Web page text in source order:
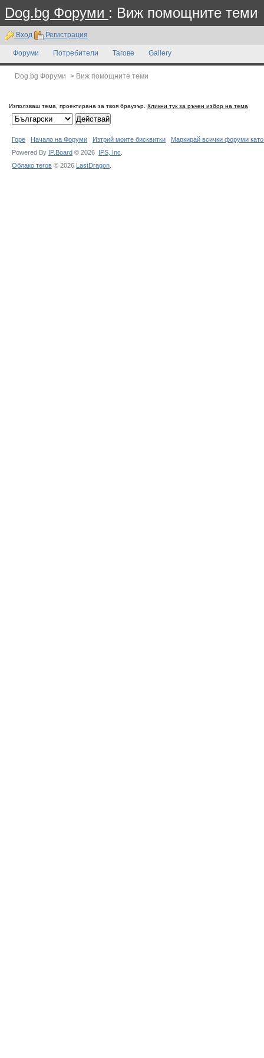
Dog.bg Форуми : Виж помощните теми
Вход Регистрация
Форуми Потребители Тагове Gallery
Dog.bg Форуми > Виж помощните теми
Използваш тема, проектирана за твоя браузър. Кликни тук за ръчен избор на тема
Горе Начало на Форуми Изтрий моите бисквитки
Маркирай всички форуми
Powered By IP.Board © 2026 IPS, Inc
Облако тегов © 2026 LastDragon